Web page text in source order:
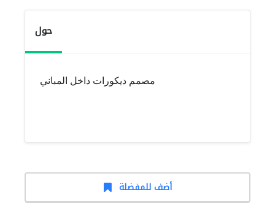
حول
مصمم ديكورات داخل المباني
أضف للمفضلة